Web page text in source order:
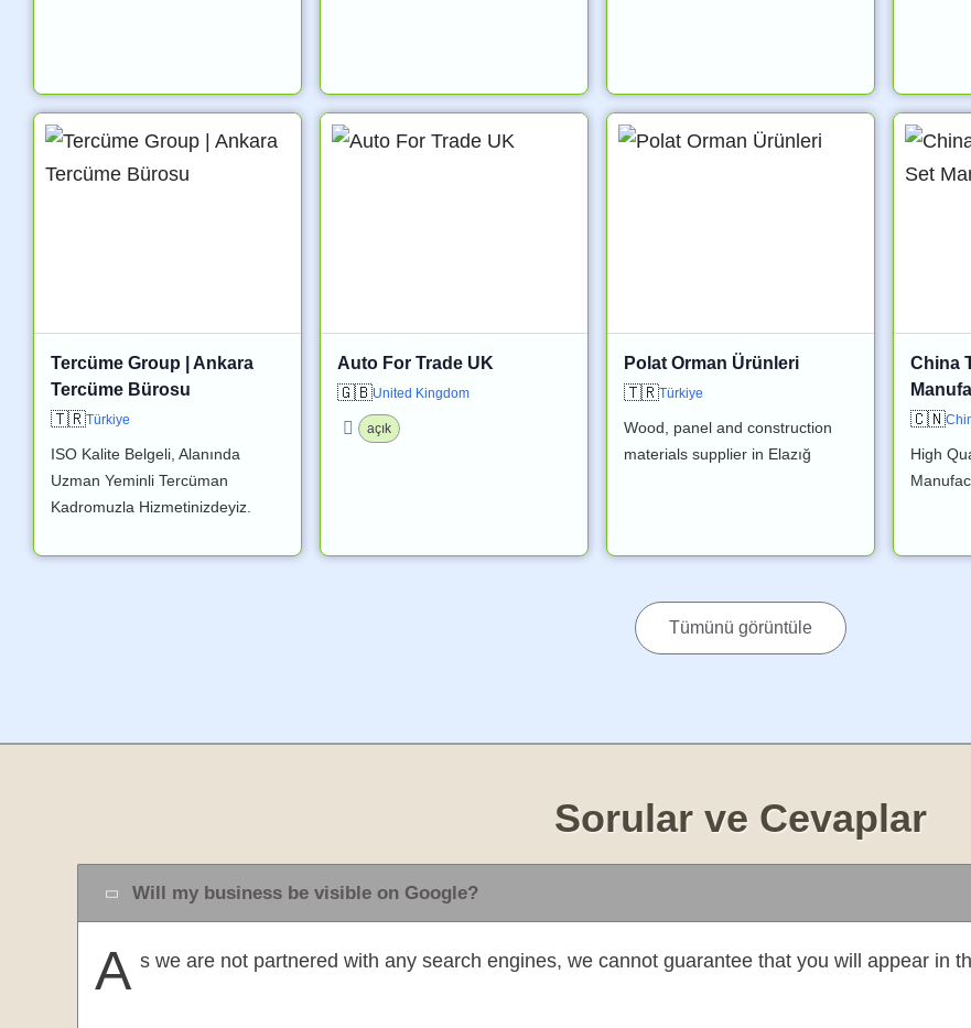
Tercüme Group | Ankara
Tercüme Bürosu
🇹🇷Türkiye
ISO Kalite Belgeli, Alanında
Uzman Yeminli Tercüman
Kadromuzla Hizmetinizdeyiz.
Auto For Trade UK
🇬🇧United Kingdom
açık
Polat Orman Ürünleri
🇹🇷Türkiye
Wood, panel and construction
materials supplier in Elazığ
China
🇨🇳
High
Tümünü görüntüle
Sorular ve Cevaplar
Will my business be visible on Google?
A s we are not partnered with any search engines, we cannot guarantee that you will appear in